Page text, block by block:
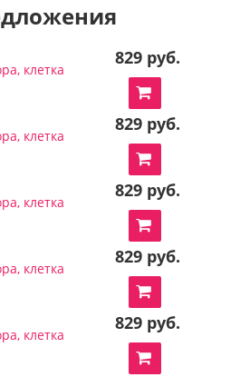
клетка
829 руб.
клетка
829 руб.
клетка
829 руб.
клетка
829 руб.
клетка
829 руб.